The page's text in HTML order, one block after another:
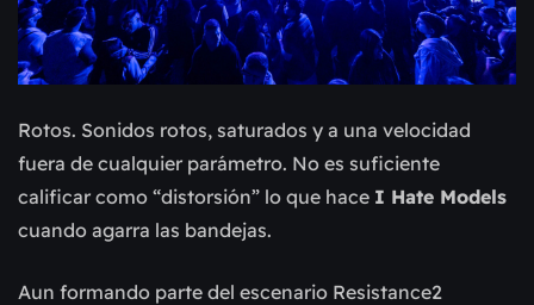
Rotos. Sonidos rotos, saturados y a una velocidad
fuera de cualquier parámetro. No es suficiente
calificar como “distorsión” lo que hace I Hate Models
cuando agarra las bandejas.
Aun formando parte del escenario Resistance2